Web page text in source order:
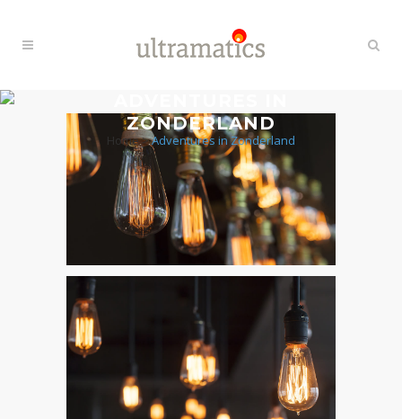
ZONDERLAND
Home>Adventures in Zonderland